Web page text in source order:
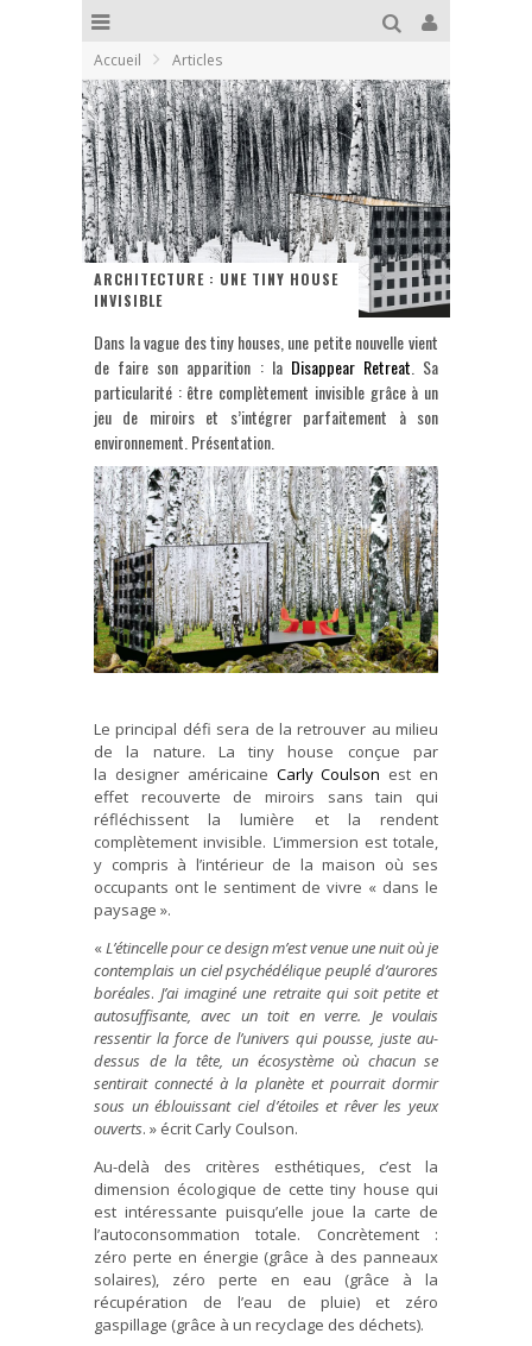
Accueil Articles
ARCHITECTURE : UNE TINY HOUSE
INVISIBLE
Dans la vague des tiny houses, une petite nouvelle vient
de faire son apparition : la Disappear Retreat . Sa
particularité : être complètement invisible grâce à un
jeu de miroirs et s’intégrer parfaitement à son
environnement. Présentation.
Le principal défi sera de la retrouver au milieu
de la nature. La tiny house conçue par
la designer américaine Carly Coulson est en
effet recouverte de miroirs sans tain qui
réfléchissent la lumière et la rendent
complètement invisible. L’immersion est totale,
y compris à l’intérieur de la maison où ses
occupants ont le sentiment de vivre « dans le
paysage ».
«L’étincelle pour ce design m’est venue une nuit où je
contemplais un ciel psychédélique peuplé d’aurores
boréales.J’ai imaginé une retraite qui soit petite et
autosuffisante, avec un toit en verre. Je voulais
ressentir la force de l’univers qui pousse, juste au-
dessus de la tête, un écosystème où chacun se
sentirait connecté à la planète et pourrait dormir
sous un éblouissant ciel d’étoiles et rêver les yeux
ouverts. » écrit Carly Coulson.
Au-delà des critères esthétiques, c’est la
dimension écologique de cette tiny house qui
est intéressante puisqu’elle joue la carte de
l’autoconsommation totale. Concrètement :
zéro perte en énergie (grâce à des panneaux
solaires), zéro perte en eau (grâce à la
récupération de l’eau de pluie) et zéro
gaspillage (grâce à un recyclage des déchets).